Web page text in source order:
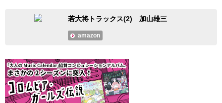
若大将トラックス(2) 加山雄三
amazon